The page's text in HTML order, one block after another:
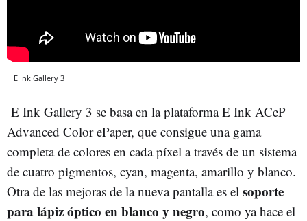
E Ink Gallery 3
E Ink Gallery 3 se basa en la plataforma E Ink ACeP
Advanced Color ePaper, que consigue una gama
completa de colores en cada píxel a través de un sistema
de cuatro pigmentos, cyan, magenta, amarillo y blanco.
Otra de las mejoras de la nueva pantalla es el soporte
para lápiz óptico en blanco y negro, como ya hace el